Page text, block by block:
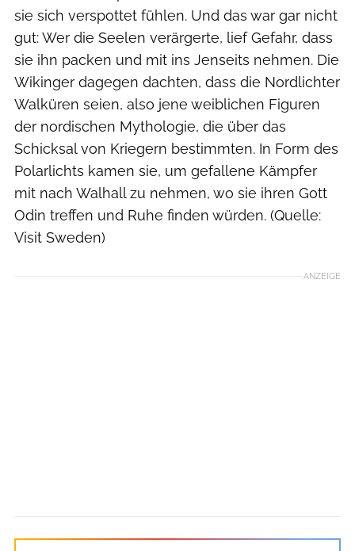
sie sich verspottet fühlen. Und das war gar nicht
gut: Wer die Seelen verärgerte, lief Gefahr, dass
sie ihn packen und mit ins Jenseits nehmen. Die
Wikinger dagegen dachten, dass die Nordlichter
Walküren seien, also jene weiblichen Figuren
der nordischen Mythologie, die über das
Schicksal von Kriegern bestimmten. In Form des
Polarlichts kamen sie, um gefallene Kämpfer
mit nach Walhall zu nehmen, wo sie ihren Gott
Odin treffen und Ruhe finden würden. (Quelle:
Visit Sweden)
ANZEIGE